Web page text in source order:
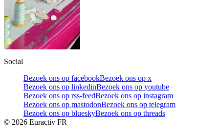
Social
Bezoek ons op facebookBezoek ons op x
Bezoek ons op linkedinBezoek ons op youtube
Bezoek ons op rss-feedBezoek ons op instagram
Bezoek ons op mastodonBezoek ons op telegram
Bezoek ons op blueskyBezoek ons op threads
© 2026 Euractiv FR